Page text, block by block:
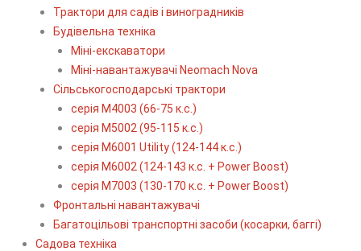
Трактори для садів і виноградників
Будівельна техніка
Міні-екскаватори
Міні-навантажувачі Neomach Nova
Сільськогосподарські трактори
серія М4003 (66-75 к.с.)
серія М5002 (95-115 к.с.)
серія M6001 Utility (124-144 к.с.)
серія М6002 (124-143 к.с. + Power Boost)
серія М7003 (130-170 к.с. + Power Boost)
Фронтальні навантажувачі
Багатоцільові транспортні засоби (косарки, баггі)
Садова техніка